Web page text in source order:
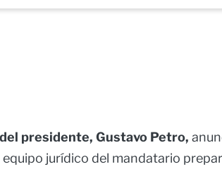
presidente, Gustavo Petro,
jurídico del mandatario